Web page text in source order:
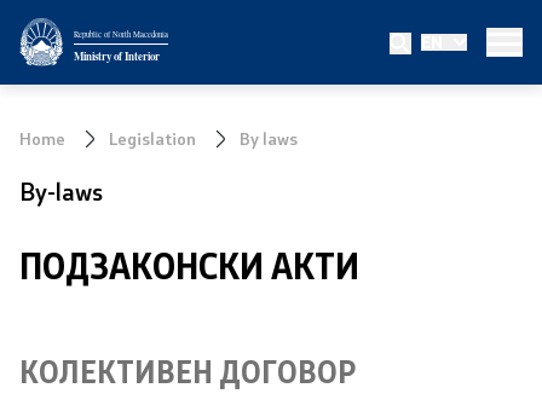
Republic of North Macedonia
Ministry of Interior
EN
Ministry
State secretary
Home Legislation By laws
By-laws
ПОДЗАКОНСКИ АКТИ
КОЛЕКТИВЕН ДОГОВОР